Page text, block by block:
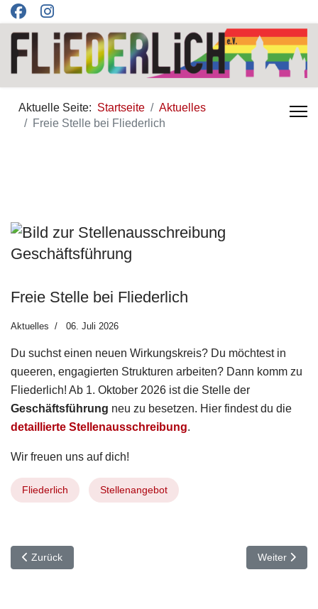
Aktuelle Seite: Startseite
Aktuelles
Freie Stelle bei Fliederlich
Freie Stelle bei Fliederlich
Aktuelles 06. Juli 2026
Du suchst einen neuen Wirkungskreis? Du möchtest in
queeren, engagierten Strukturen arbeiten? Dann komm zu
Fliederlich! Ab 1. Oktober 2026 ist die Stelle der
Geschäftsführung neu zu besetzen. Hier findest du die
detaillierte Stellenausschreibung.
Wir freuen uns auf dich!
Fliederlich Stellenangebot
Vorheriger Beitrag: CSD-Demo Startnummer 27
Zurück Nächster
Weiter